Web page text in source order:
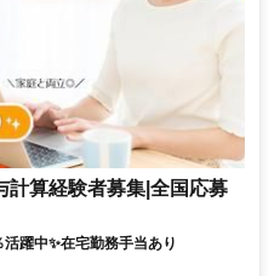
計算経験者募集|全国応募
躍中✨在宅勤務手当あり